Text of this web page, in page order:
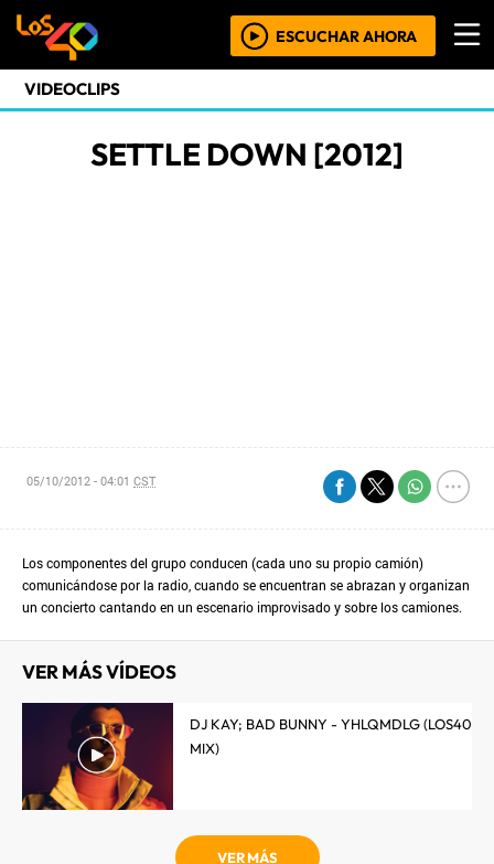
ESCUCHAR AHORA
VIDEOCLIPS
SETTLE DOWN [2012]
05/10/2012 - 04:01CST
Los componentes del grupo conducen (cada uno su propio camión)
comunicándose por la radio, cuando se encuentran se abrazan y organizan
un concierto cantando en un escenario improvisado y sobre los camiones.
VER MÁS VÍDEOS
DJ KAY; BAD BUNNY - YHLQMDLG (LOS40
MIX)
VER MÁS